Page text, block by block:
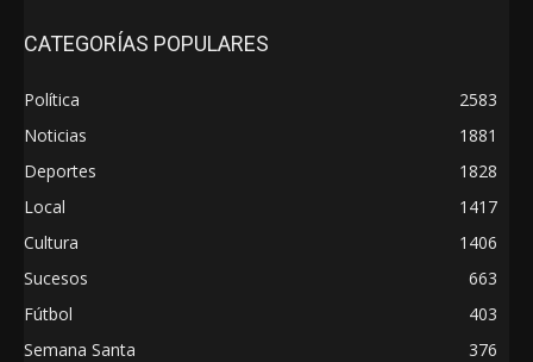
CATEGORÍAS POPULARES
Política
2583
Noticias
1881
Deportes
1828
Local
1417
Cultura
1406
Sucesos
663
Fútbol
403
Semana Santa
376